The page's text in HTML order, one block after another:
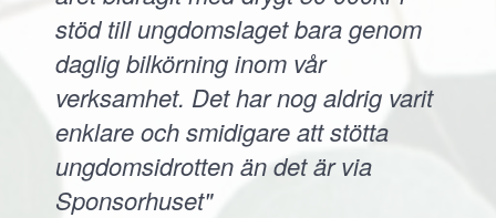
stöd till ungdomslaget bara genom
daglig bilkörning inom vår
verksamhet. Det har nog aldrig varit
enklare och smidigare att stötta
ungdomsidrotten än det är via
Sponsorhuset"